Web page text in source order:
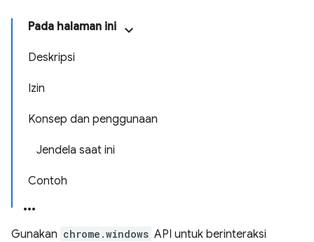
Pada halaman ini
Deskripsi
Izin
Konsep dan penggunaan
Jendela saat ini
Contoh
Gunakan chrome.windows API untuk berinteraksi